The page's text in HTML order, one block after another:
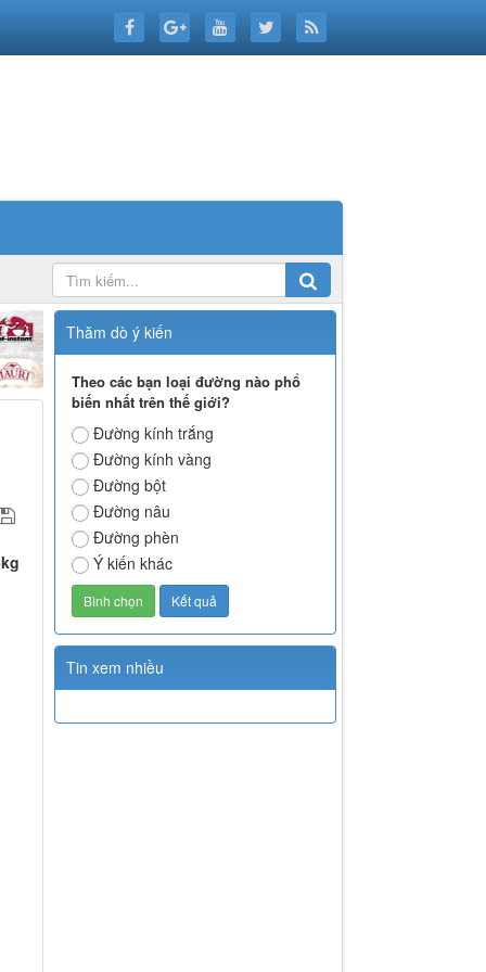
Thăm dò ý kiến
Theo các bạn loại đường nào phổ
biến nhất trên thế giới?
Đường kính trắng
Đường kính vàng
Đường bột
Đường nâu
Đường phèn
Ý kiến khác
Tin xem nhiều